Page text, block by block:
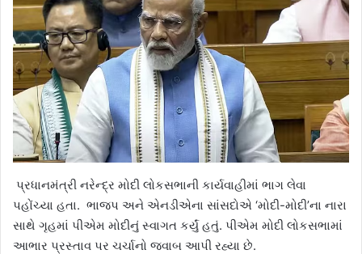
પ્રધાનમંત્રી નરેન્દ્ર મોદી લોકસભાની કાર્યવાહીમાં ભાગ લેવા
પહોંચ્યા હતા. ભાજપ અને એનડીએના સાંસદોએ ‘મોદી-મોદી’ના નારા
સાથે ગૃહમાં પીએમ મોદીનું સ્વાગત કર્યું હતું. પીએમ મોદી લોકસભામાં
આભાર પ્રસ્તાવ પર ચર્ચાનો જવાબ આપી રહ્યા છે.